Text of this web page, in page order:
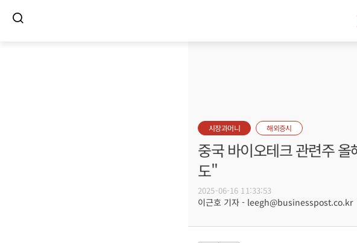
시장과머니 해외증시
중국 바이오테크 관련주
도"
2025-06-16 11:33:53
이근호 기자 - leegh@businesspost.co.kr